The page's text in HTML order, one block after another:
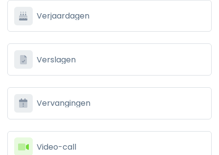
Verjaardagen
Verslagen
Vervangingen
Video-call